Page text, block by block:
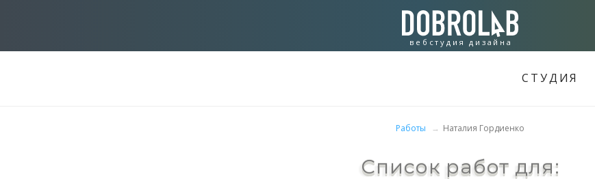
вебстудия дизайна
СТУДИЯ
Работы Наталия Гордиенко
Список работ для: